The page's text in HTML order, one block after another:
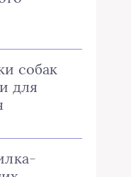
собак
для